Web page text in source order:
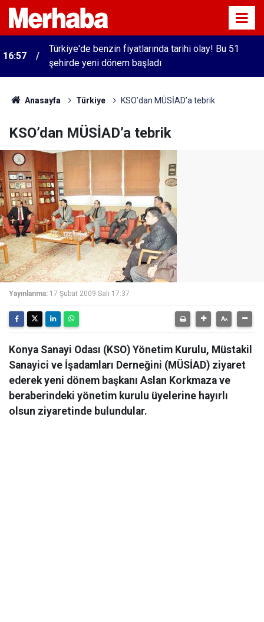
16:57
Türkiye'de benzin fiyatlarında tarihi olay! Bu 51
şehirde yeni dönem başladı
Anasayfa Türkiye KSO’dan MÜSİAD’a tebrik
KSO’dan MÜSİAD’a tebrik
Yayınlanma: 17 Şubat 2009 Salı 17:37
Konya Sanayi Odası (KSO) Yönetim Kurulu, Müstakil
Sanayici ve İşadamları Derneğini (MÜSİAD) ziyaret
ederek yeni dönem başkanı Aslan Korkmaza ve
beraberindeki yönetim kurulu üyelerine hayırlı
olsun ziyaretinde bulundular.